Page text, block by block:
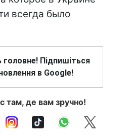
всегда было
головне! Підпишіться
в Google!
там, де вам зручно!